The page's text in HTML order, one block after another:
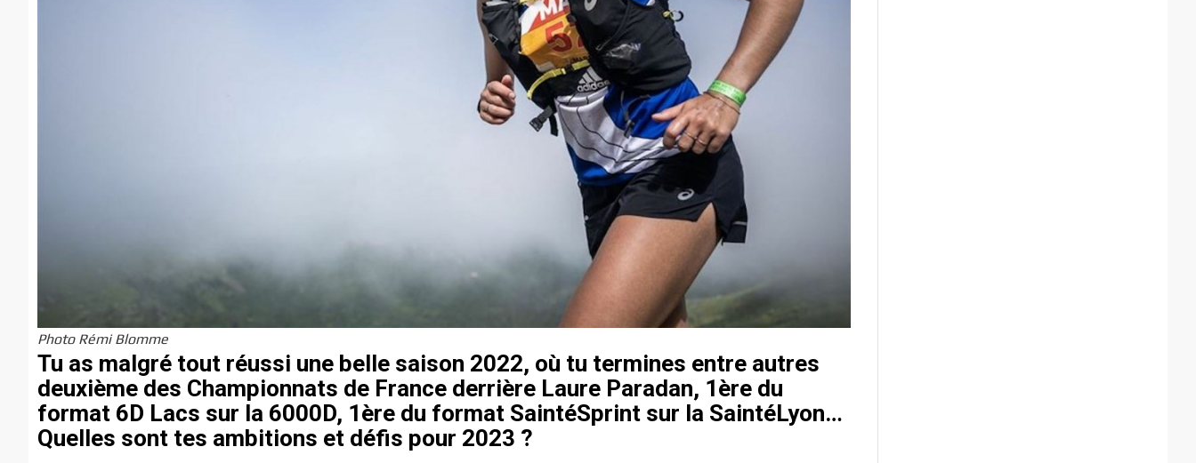
Photo Rémi Blomme
Tu as malgré tout réussi une belle saison 2022, où tu termines entre autres
deuxième des Championnats de France derrière Laure Paradan, 1ère du
format 6D Lacs sur la 6000D, 1ère du format SaintéSprint sur la SaintéLyon…
Quelles sont tes ambitions et défis pour 2023 ?